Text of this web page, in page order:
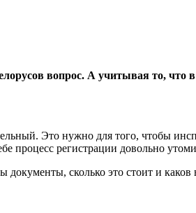
вопрос. А учитывая то, что
Это нужно для того, чтобы
процесс регистрации довольно
сколько это стоит и